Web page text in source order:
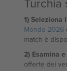
1) Seleziona
Mondo 2026
match è
2) Esamina
offerte dei